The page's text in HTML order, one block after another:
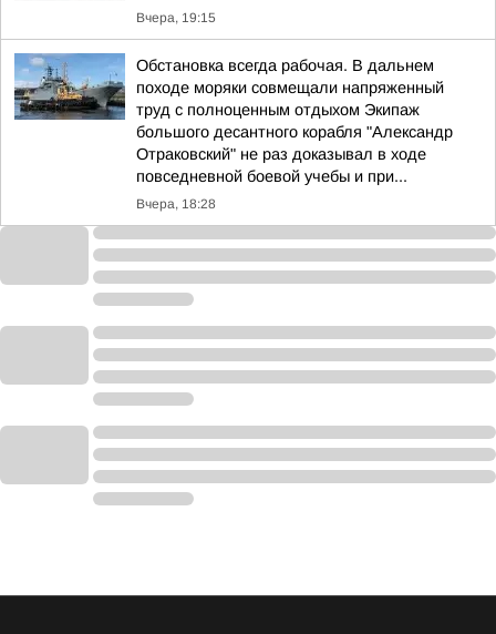
Вчера, 19:15
Обстановка всегда рабочая. В дальнем
походе моряки совмещали напряженный
труд с полноценным отдыхом Экипаж
большого десантного корабля "Александр
Отраковский" не раз доказывал в ходе
повседневной боевой учебы и при...
Вчера, 18:28